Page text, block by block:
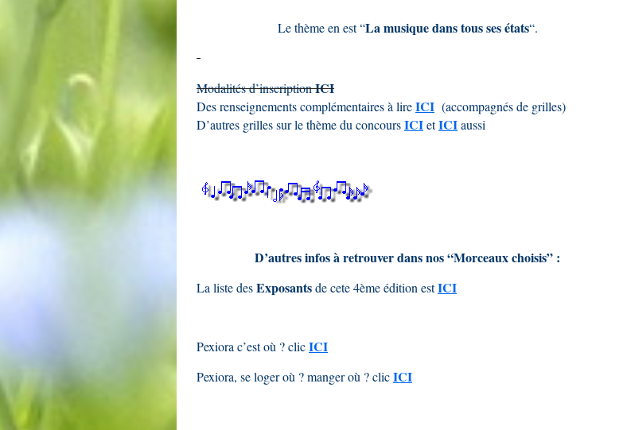
Le thème en est “La musique dans tous ses états“.
Modalités d’inscriptionICI
Des renseignements complémentaires à lireICI (accompagnés de grilles)
D’autres grilles sur le thème du concoursICIetICIaussi
D’autres infos à retrouver dans nos “Morceaux choisis” :
La liste desExposantsde cete 4ème édition estICI
Pexiora c’est où ? clicICI
Pexiora, se loger où ? manger où ? clicICI